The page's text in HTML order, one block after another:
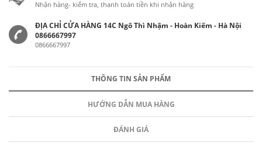
Nhận hàng- kiểm tra, thanh toán tiền khi nhận hàng
ĐỊA CHỈ CỬA HÀNG 14C Ngô Thì Nhậm - Hoàn Kiếm - Hà Nội
0866667997
0866667997
THÔNG TIN SẢN PHẨM
HƯỚNG DẪN MUA HÀNG
ĐÁNH GIÁ